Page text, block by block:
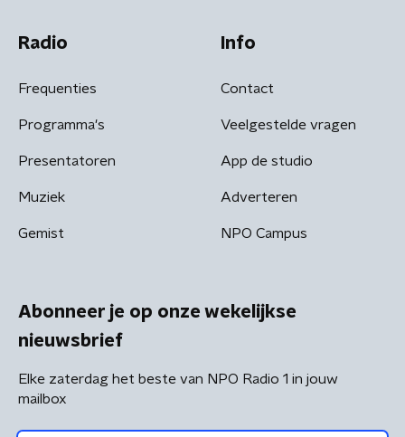
Radio
Frequenties
Programma's
Presentatoren
Muziek
Gemist
Info
Contact
Veelgestelde vragen
App de studio
Adverteren
NPO Campus
Abonneer je op onze wekelijkse
nieuwsbrief
Elke zaterdag het beste van NPO Radio 1 in jouw
mailbox